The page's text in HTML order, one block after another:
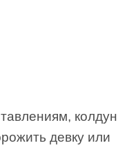
колдун
девку или